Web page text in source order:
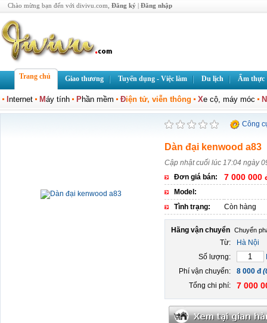
Chào mừng bạn đến với divivu.com, Đăng ký | Đăng nhập
Trang chủ Giao thương Tuyển dụng - Việc làm Du lịch Ẩm thực
nternet Máy tính Phần mềm Điện tử, viễn thông Xe cộ, máy móc N
Công
Dàn đại kenwood a83
Cập nhật cuối lúc 17:04 ngày
Đơn giá bán:
7 000 000
Model:
Tình trạng:
Còn hàng
Hãng vận chuyển
Từ:
Hà Nội
Số lượng:
Phí vận chuyển:
8 000 đ
Tổng chi phí:
7 000